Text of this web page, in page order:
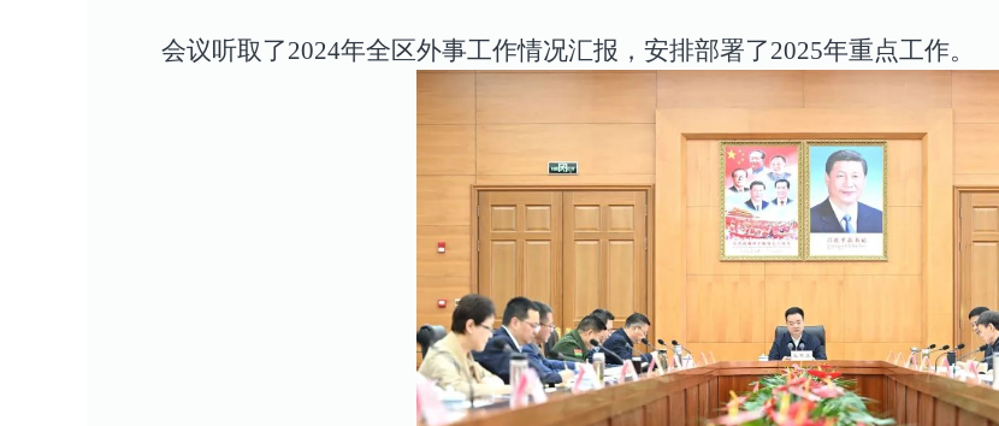
会议听取了2024年全区外事工作情况汇报，安排部署了2025年重点工作。